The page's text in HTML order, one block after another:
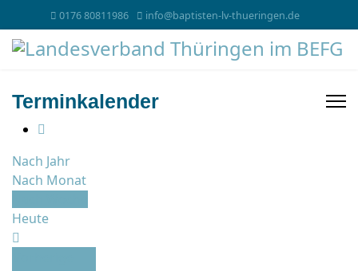
0176 80811986 info@baptisten-lv-thueringen.de
Terminkalender
Nach Jahr
Nach Monat
Heute